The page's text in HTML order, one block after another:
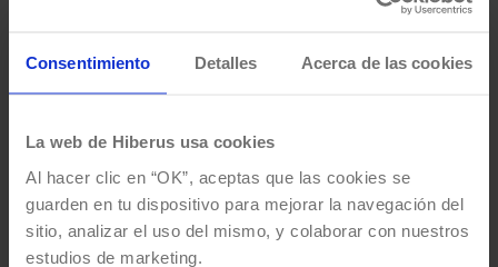
Consentimiento Detalles Acerca de las cookies
La web de Hiberus usa cookies
Al hacer clic en “OK”, aceptas que las cookies se
guarden en tu dispositivo para mejorar la navegación del
sitio, analizar el uso del mismo, y colaborar con nuestros
estudios de marketing.
de interés, así como con otros sistemas, soluciones y
Es una solución escalable, modular y configurable cuya
apariencia y calendarios se adaptan a las necesidades
del cliente.